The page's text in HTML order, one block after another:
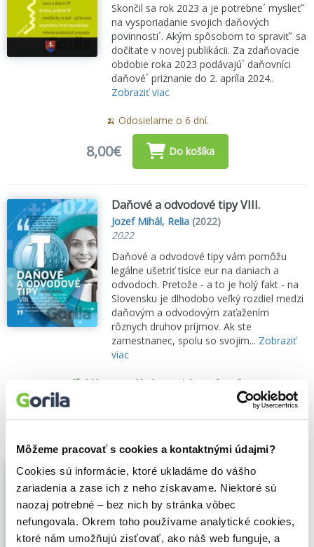
Môžeme pracovať s cookies a kontaktnými údajmi?
Cookies sú informácie, ktoré ukladáme do vášho
zariadenia a zase ich z neho získavame. Niektoré sú
naozaj potrebné – bez nich by stránka vôbec
nefungovala. Okrem toho používame analytické cookies,
ktoré nám umožňujú zisťovať, ako náš web funguje, a
Skončil sa rok 2023 a je potrebne´ myslieťˇ
na vysporiadanie svojich daňových
povinnosti´. Akým spôsobom to spraviťˇ sa
dočítate v novej publikácii. Za zdaňovacie
obdobie roka 2023 podávajú´ daňovníci
daňové´ priznanie do 2. apríla 2024..
Zobraziť viac
🍌 Odosielame o 6 dní.
8,00€ Do košíka
Daňové a odvodové tipy VIII.
Jozef Mihál, Relia (2022)
2022
Daňové a odvodové tipy vám pomôžu
legálne ušetriť tisíce eur na daniach a
odvodoch. Pretože - a to je holý fakt - na
Slovensku je dlhodobo veľký rozdiel medzi
daňovým a odvodovým zaťažením
rôznych druhov príjmov. Ak ste
zamestnanec, spolu so svojim... Zobraziť
viac
🌴 Máme na sklade, posielame ihneď.
Daňové priznania 2019 + vyplnené
vzory a tlačivá
,Poradca s.r.o.(2020)
Daňové priznania a ročné zúčtovanie
preddavkov na daň, Vysporiadanie dane
z príjmov